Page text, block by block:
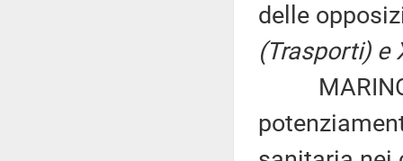
delle
(Trasporti) e
MARINO